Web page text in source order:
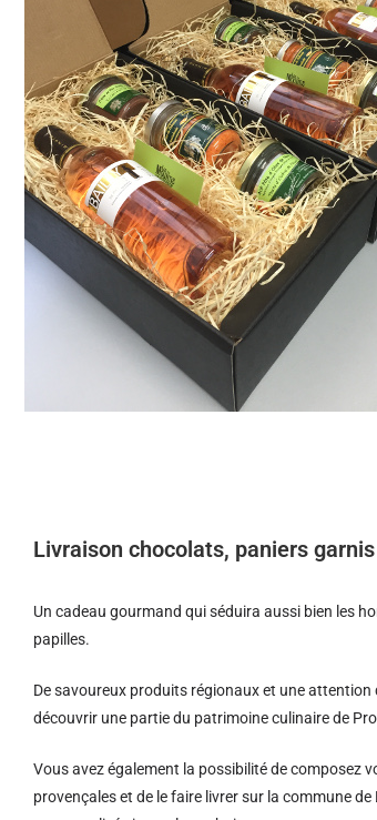
Livraison chocolats, paniers
Un cadeau gourmand qui séduira aussi bien les
papilles.
De savoureux produits régionaux et une attention
découvrir une partie du patrimoine culinaire de
Vous avez également la possibilité de composez
provençales et de le faire livrer sur la commune